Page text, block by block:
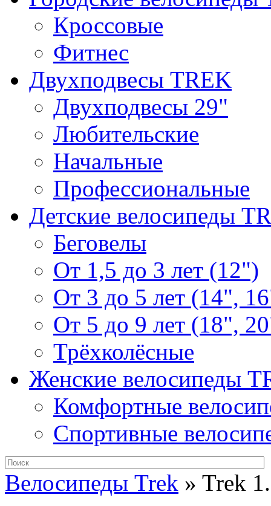
Кроссовые
Фитнес
Двухподвесы TREK
Двухподвесы 29"
Любительские
Начальные
Профессиональные
Детские велосипеды
Беговелы
От 1,5 до 3 лет (12")
От 3 до 5 лет (14",
От 5 до 9 лет (18",
Трёхколёсные
Женские велосипеды
Комфортные
Спортивные
Велосипеды Trek » Trek